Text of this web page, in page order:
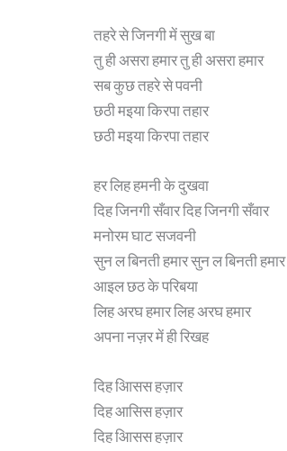
तहरे से जिनगी में सुख बा
तु ही असरा हमार तु ही असरा हमार
सब कुछ तहरे से पवनी
छठी मइया किरपा तहार
छठी मइया किरपा तहार
हर लिह हमनी के दुखवा
दिह जिनगी सँवार दिह जिनगी सँवार
मनोरम घाट सजवनी
सुन ल बिनती हमार सुन ल बिनती हमार
आइल छठ के परिबया
लिह अरघ हमार लिह अरघ हमार
अपना नज़र में ही रिखह
दिह आिसस हज़ार
दिह आसिस हज़ार
दिह आिसस हज़ार